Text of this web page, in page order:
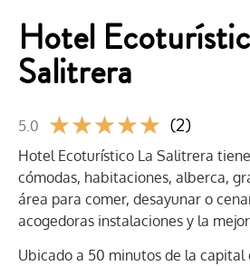
Hotel
Salitrera
5.0 ★★★★★ (2)
Hotel Ecoturístico La Salitrera
cómodas, habitaciones, alberca,
área para comer, desayunar o
acogedoras instalaciones y la
Ubicado a 50 minutos de la capital